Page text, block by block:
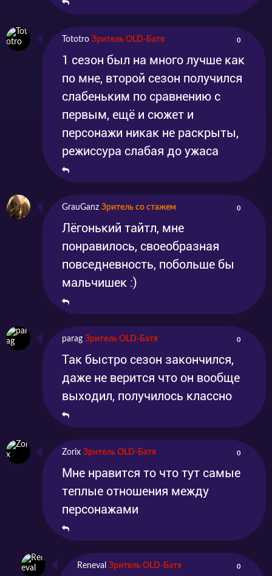
Tototro Зритель OLD-Батя 0
1 сезон был на много лучше как
по мне, второй сезон получился
слабеньким по сравнению с
первым, ещё и сюжет и
персонажи никак не раскрыты,
режиссура слабая до ужаса
GrauGanz Зритель со стажем 0
Лёгонький тайтл, мне
понравилось, своеобразная
повседневность, побольше бы
мальчишек :)
parag Зритель OLD-Батя 0
Так быстро сезон закончился,
даже не верится что он вообще
выходил, получилось классно
Zorix Зритель OLD-Батя 0
Мне нравится то что тут самые
теплые отношения между
персонажами
Reneval Зритель OLD-Батя 0